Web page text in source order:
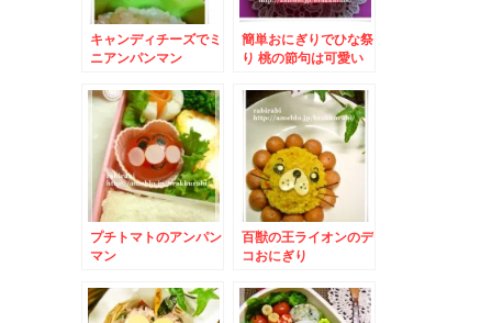
キャンディチーズでミ
ニアンパンマン
簡単おにぎりでひな祭
り 桃の節句は可愛い
プチトマトのアンパン
マン
百獣の王ライオンのデ
コおにぎり